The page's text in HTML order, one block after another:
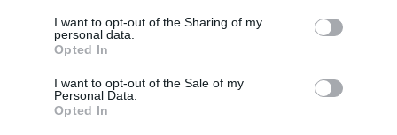
not limited to your visit or usage behaviour. You may click to
grant or deny consent to Google and its third-party tags to
use your data for below specified purposes in below Google
consent section.
I want to opt-out of the Sharing of my
personal data.
Opted In
I want to opt-out of the Sale of my
Personal Data.
Opted In
Παρακαλώ Περιμένετε...